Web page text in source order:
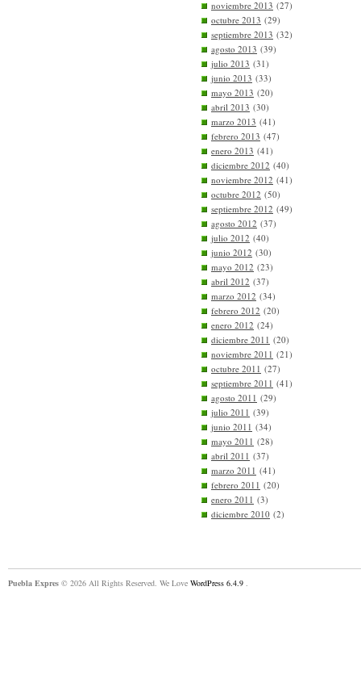
noviembre 2013 (27)
octubre 2013 (29)
septiembre 2013 (32)
agosto 2013 (39)
julio 2013 (31)
junio 2013 (33)
mayo 2013 (20)
abril 2013 (30)
marzo 2013 (41)
febrero 2013 (47)
enero 2013 (41)
diciembre 2012 (40)
noviembre 2012 (41)
octubre 2012 (50)
septiembre 2012 (49)
agosto 2012 (37)
julio 2012 (40)
junio 2012 (30)
mayo 2012 (23)
abril 2012 (37)
marzo 2012 (34)
febrero 2012 (20)
enero 2012 (24)
diciembre 2011 (20)
noviembre 2011 (21)
octubre 2011 (27)
septiembre 2011 (41)
agosto 2011 (29)
julio 2011 (39)
junio 2011 (34)
mayo 2011 (28)
abril 2011 (37)
marzo 2011 (41)
febrero 2011 (20)
enero 2011 (3)
diciembre 2010 (2)
Puebla Expres © 2026 All Rights Reserved. We Love WordPress 6.4.9 .